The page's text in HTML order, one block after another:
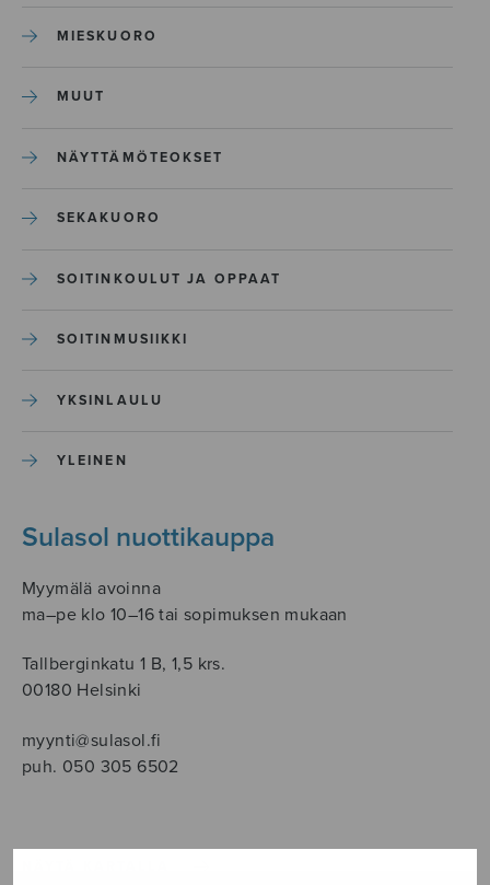
MIESKUORO
MUUT
NÄYTTÄMÖTEOKSET
SEKAKUORO
SOITINKOULUT JA OPPAAT
SOITINMUSIIKKI
YKSINLAULU
YLEINEN
Sulasol nuottikauppa
Myymälä avoinna
ma–pe klo 10–16 tai sopimuksen mukaan
Tallberginkatu 1 B, 1,5 krs.
00180 Helsinki
myynti@sulasol.fi
puh. 050 305 6502